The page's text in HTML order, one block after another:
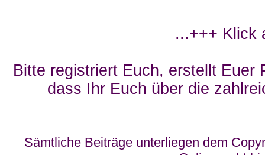
...+++ Klick
Bitte registriert Euch, erstellt Euer
dass Ihr Euch über die
Sämtliche Beiträge unterliegen dem